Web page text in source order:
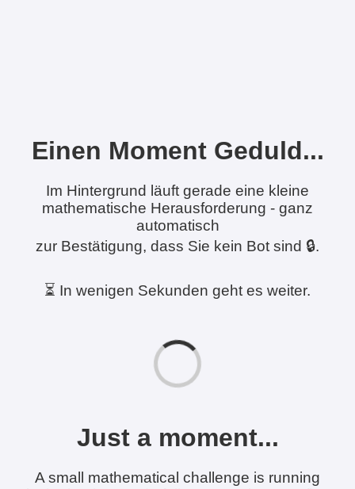
Einen Moment Geduld...
Im Hintergrund läuft gerade eine kleine
mathematische Herausforderung - ganz
automatisch
zur Bestätigung, dass Sie kein Bot sind 🔒.
⏳ In wenigen Sekunden geht es weiter.
Just a moment...
A small mathematical challenge is running